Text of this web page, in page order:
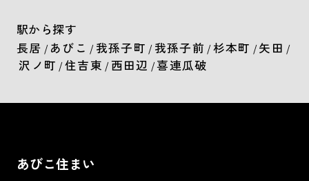
駅から探す
長居 / あびこ / 我孫子町 / 我孫子前 / 杉本町 / 矢田 /
沢ノ町 / 住吉東 / 西田辺 /喜連瓜破
あびこ住まい